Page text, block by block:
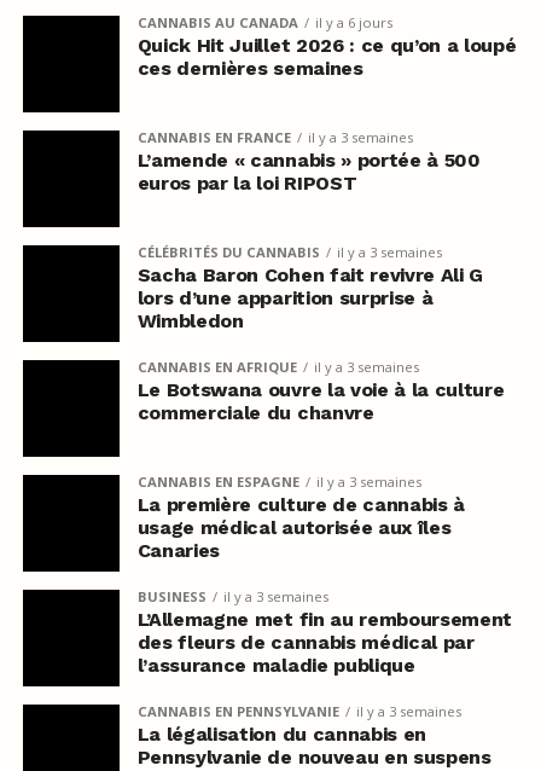
CANNABIS AU CANADA il y a 6 jours
Quick Hit Juillet 2026 : ce qu’on a loupé
ces dernières semaines
CANNABIS EN FRANCE il y a 3 semaines
L’amende « cannabis » portée à 500
euros par la loi RIPOST
CÉLÉBRITÉS DU CANNABIS il y a 3 semaines
Sacha Baron Cohen fait revivre Ali G
lors d’une apparition surprise à
Wimbledon
CANNABIS EN AFRIQUE il y a 3 semaines
Le Botswana ouvre la voie à la culture
commerciale du chanvre
CANNABIS EN ESPAGNE il y a 3 semaines
La première culture de cannabis à
usage médical autorisée aux îles
Canaries
BUSINESS il y a 3 semaines
L’Allemagne met fin au remboursement
des fleurs de cannabis médical par
l’assurance maladie publique
CANNABIS EN PENNSYLVANIE il y a 3 semaines
La légalisation du cannabis en
Pennsylvanie de nouveau en suspens